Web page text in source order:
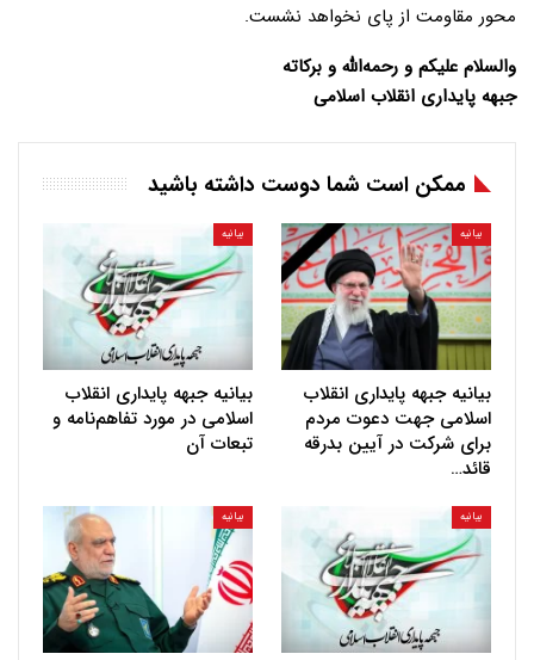
محور مقاومت از پای نخواهد نشست.
والسلام علیکم و رحمه‌الله و برکاته
جبهه پایداری انقلاب اسلامی
ممکن است شما دوست داشته باشید
بیانیه
بیانیه جبهه پایداری انقلاب
اسلامی جهت دعوت مردم
برای شرکت در آیین بدرقه
قائد…
بیانیه
بیانیه جبهه پایداری انقلاب
اسلامی در مورد تفاهم‌نامه و
تبعات آن
بیانیه بیانیه